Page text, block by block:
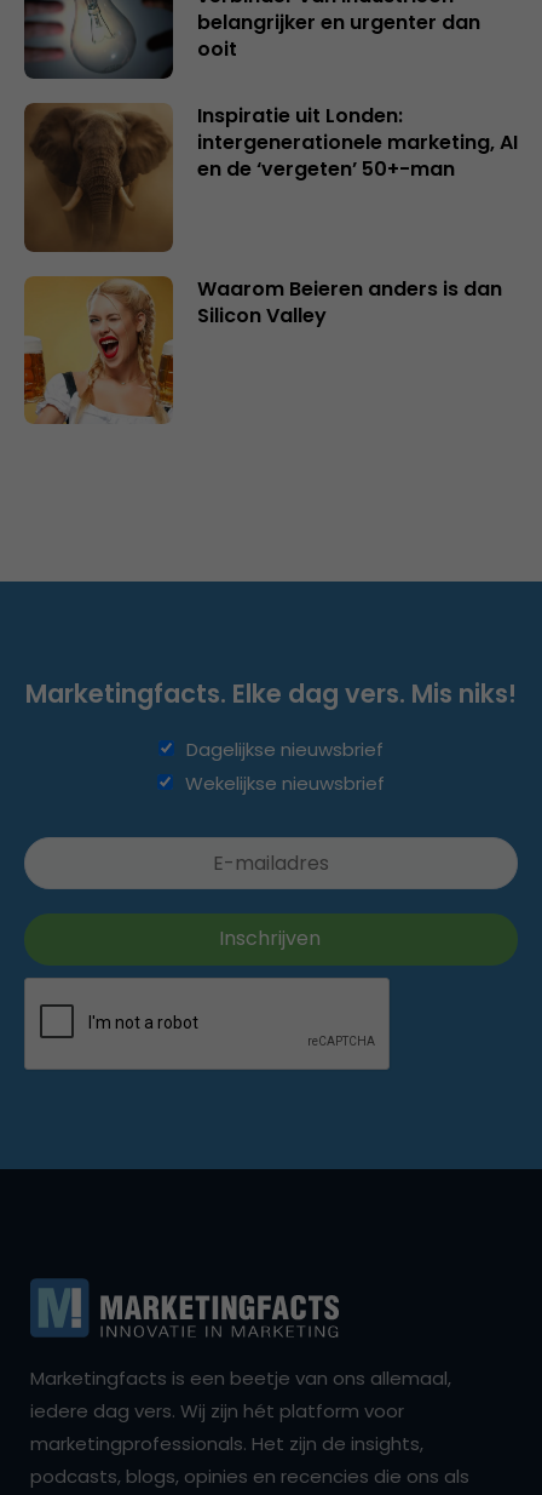
belangrijker en urgenter dan
ooit
Inspiratie uit Londen:
intergenerationele marketing, AI
en de ‘vergeten’ 50+-man
Waarom Beieren anders is dan
Silicon Valley
Marketingfacts. Elke dag vers. Mis niks!
Dagelijkse nieuwsbrief
Wekelijkse nieuwsbrief
Marketingfacts is een beetje van ons allemaal,
iedere dag vers. Wij zijn hét platform voor
marketingprofessionals. Het zijn de insights,
podcasts, blogs, opinies en recencies die ons als